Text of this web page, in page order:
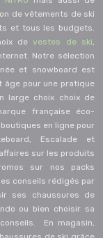
de vêtements de ski
et tous les budgets.
devestes de ski,
Notre sélection
et snowboard est
âge pour une pratique
large choix choix de
française éco-
en ligne pour
Escalade et
sur les produits
sur nos packs
conseils rédigés par
ses chaussures de
ou bien choisir sa
En magasin,